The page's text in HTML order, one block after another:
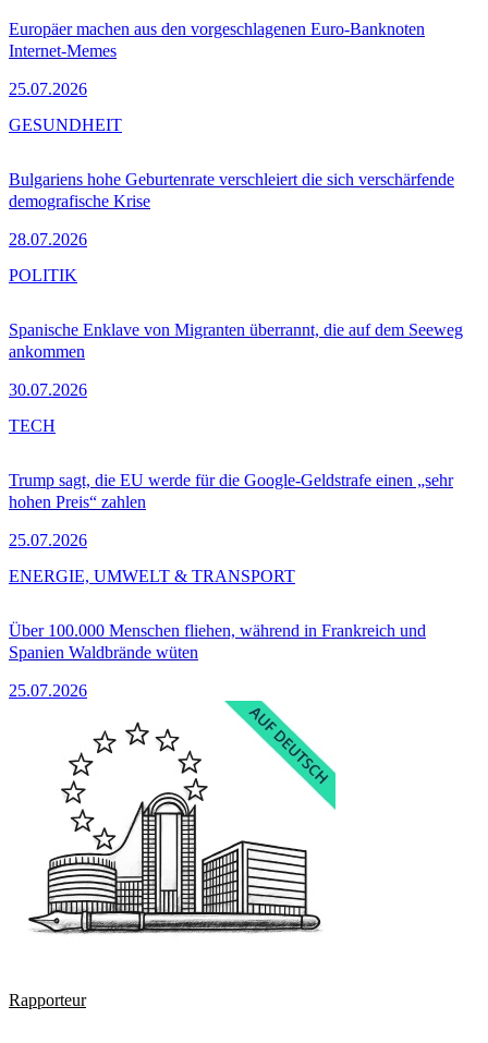
Europäer machen aus den vorgeschlagenen Euro-Banknoten
Internet-Memes
25.07.2026
Bulgariens hohe Geburtenrate verschleiert die sich verschärfende
demografische Krise
28.07.2026
GESUNDHEIT
Spanische Enklave von Migranten überrannt, die auf dem Seeweg
ankommen
30.07.2026
POLITIK
Trump sagt, die EU werde für die Google-Geldstrafe einen „sehr
hohen Preis“ zahlen
25.07.2026
TECH
Über 100.000 Menschen fliehen, während in Frankreich und
Spanien Waldbrände wüten
25.07.2026
ENERGIE, UMWELT & TRANSPORT
Rapporteur